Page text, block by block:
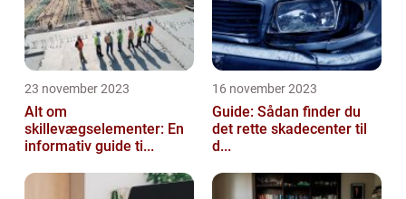
23 november 2023
Alt om
skillevægselementer: En
informativ guide ti...
16 november 2023
Guide: Sådan finder du
det rette skadecenter til
d...